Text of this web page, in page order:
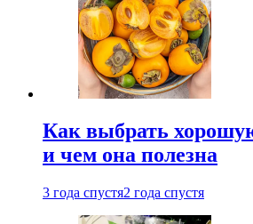
Как выбрать
и чем она полезна
3 года спустя2 года спустя